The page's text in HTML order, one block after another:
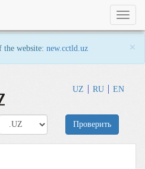
the website: new.cctld.uz ×
UZ RU EN
Toggle
Проверить